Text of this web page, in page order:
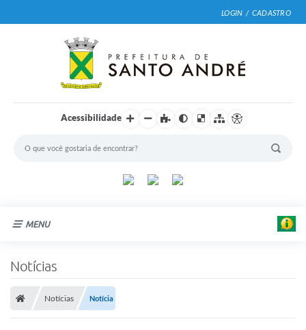
LOGIN / CADASTRO
Acessibilidade
MENU
Portal de Serviços
Notícias
Notícias Notícia